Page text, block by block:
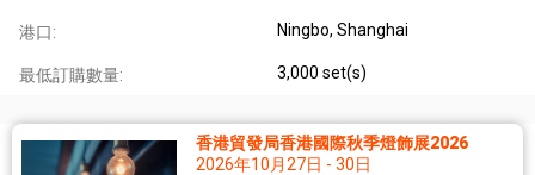
港口: Ningbo, Shanghai
最低訂購數量: 3,000 set(s)
香港貿發局香港國際秋季燈飾展2026
2026年10月27日 - 30日